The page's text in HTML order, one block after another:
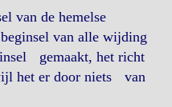
van de hemelse
van alle wijding
gemaakt, het richt
het er door niets van